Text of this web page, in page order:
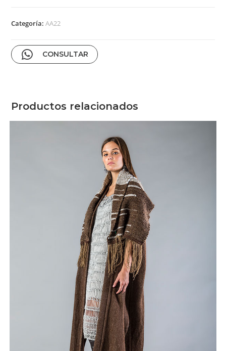
Categoría:AA22
CONSULTAR
Productos relacionados